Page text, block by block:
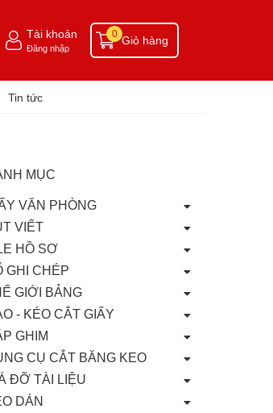
Tài khoản
Đăng nhập
Giỏ hàng
0
Tin tức
MỤC
VĂN PHÒNG
VIẾT
HỒ SƠ
GHI CHÉP
GIỚI BẢNG
- KÉO CẮT GIẤY
GHIM
CỤ CẮT BĂNG KEO
ĐỠ TÀI LIỆU
DÁN